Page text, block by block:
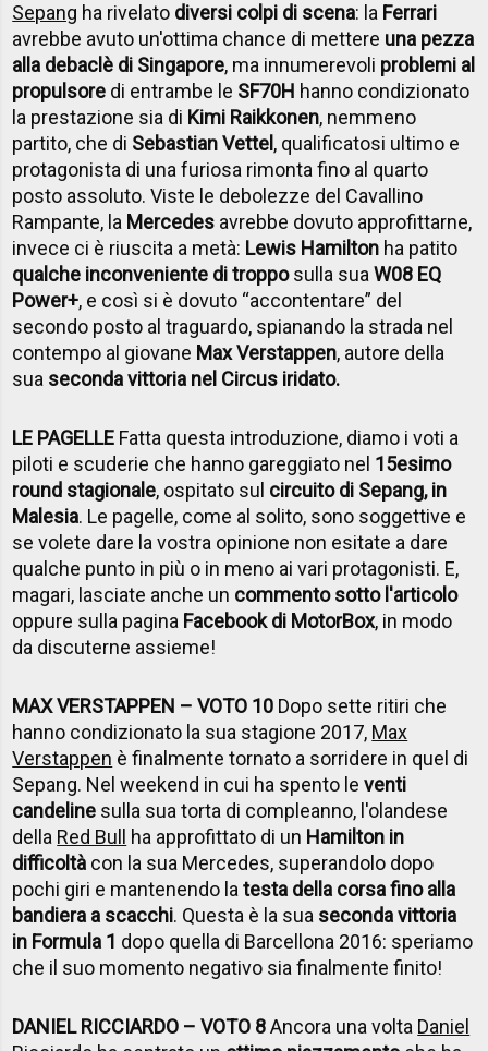
Sepang ha rivelato diversi colpi di scena: la Ferrari
avrebbe avuto un'ottima chance di mettere una pezza
alla debaclè di Singapore, ma innumerevoli problemi al
propulsore di entrambe le SF70H hanno condizionato
la prestazione sia di Kimi Raikkonen, nemmeno
partito, che di Sebastian Vettel , qualificatosi ultimo e
protagonista di una furiosa rimonta fino al quarto
posto assoluto. Viste le debolezze del Cavallino
Rampante, la Mercedes avrebbe dovuto approfittarne,
invece ci è riuscita a metà: Lewis Hamilton ha patito
qualche inconveniente di tropposulla suaW08 EQ
Power+, e così si è dovuto “accontentare” del
secondo posto al traguardo, spianando la strada nel
contempo al giovane Max Verstappen, autore della
sua seconda vittoria nel Circus iridato.
LE PAGELLE Fatta questa introduzione, diamo i voti a
piloti e scuderie che hanno gareggiato nel 15esimo
round stagionale, ospitato sul circuito di Sepang, in
Malesia. Le pagelle, come al solito, sono soggettive e
se volete dare la vostra opinione non esitate a dare
qualche punto in più o in meno ai vari protagonisti. E,
magari, lasciate anche un commento sotto l'articolo
oppure sulla pagina Facebook di MotorBox, in modo
da discuterne assieme!
MAX VERSTAPPEN – VOTO 10 Dopo sette ritiri che
hanno condizionato la sua stagione 2017, Max
Verstappen è finalmente tornato a sorridere in quel di
Sepang. Nel weekend in cui ha spento leventi
candeline sulla sua torta di compleanno, l'olandese
della Red Bull ha approfittato di un Hamilton in
difficoltà con la sua Mercedes, superandolo dopo
pochi giri e mantenendo latesta della corsa fino alla
bandiera a scacchi. Questa è la sua seconda vittoria
in Formula 1 dopo quella di Barcellona 2016: speriamo
che il suo momento negativo sia finalmente finito!
DANIEL RICCIARDO – VOTO 8Ancora una volta Daniel